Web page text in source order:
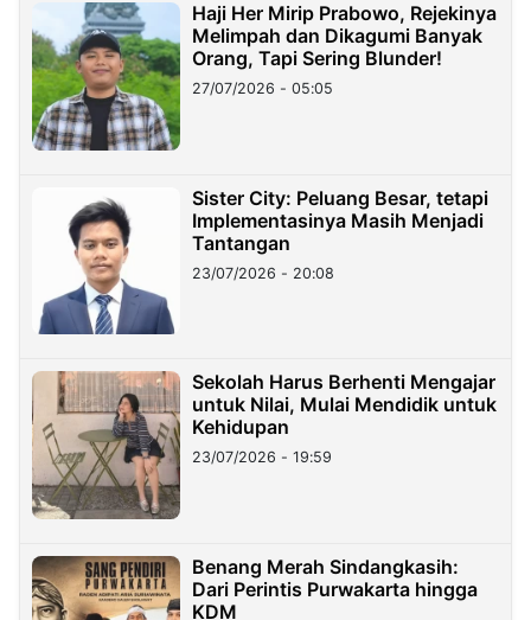
Haji Her Mirip Prabowo, Rejekinya
Melimpah dan Dikagumi Banyak
Orang, Tapi Sering Blunder!
27/07/2026 - 05:05
Sister City: Peluang Besar, tetapi
Implementasinya Masih Menjadi
Tantangan
23/07/2026 - 20:08
Sekolah Harus Berhenti Mengajar
untuk Nilai, Mulai Mendidik untuk
Kehidupan
23/07/2026 - 19:59
Benang Merah Sindangkasih:
Dari Perintis Purwakarta hingga
KDM